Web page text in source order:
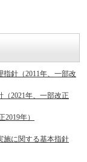
針（2011年、一部改
2021年、一部改正
年）
施に関する基本指針